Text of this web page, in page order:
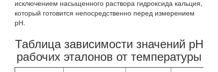
исключением насыщенного раствора гидроксида кальция,
который готовится непосредственно перед измерением
рН.
Таблица зависимости значений рН
рабочих эталонов от температуры